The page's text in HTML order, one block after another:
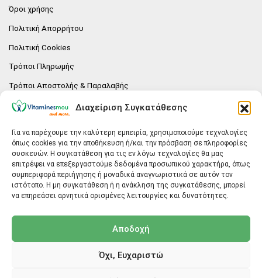
Διαχείριση Συγκατάθεσης
Για να παρέχουμε την καλύτερη εμπειρία, χρησιμοποιούμε τεχνολογίες
όπως cookies για την αποθήκευση ή/και την πρόσβαση σε πληροφορίες
συσκευών. Η συγκατάθεση για τις εν λόγω τεχνολογίες θα μας
επιτρέψει να επεξεργαστούμε δεδομένα προσωπικού χαρακτήρα, όπως
συμπεριφορά περιήγησης ή μοναδικά αναγνωριστικά σε αυτόν τον
ιστότοπο. Η μη συγκατάθεση ή η ανάκληση της συγκατάθεσης, μπορεί
να επηρεάσει αρνητικά ορισμένες λειτουργίες και δυνατότητες.
Αποδοχή
Όχι, Ευχαριστώ
Όροι χρήσης
Πολιτική Απορρήτου
Πολιτική Cookies
Τρόποι Πληρωμής
Τρόποι Αποστολής & Παραλαβής
Πολιτική επιστροφών
E-SHOP
Vitaminesmou.gr.
Άγιος Δημήτριος T.K.17236
Αττική
Copyright ©2026 Vitaminesmou.gr